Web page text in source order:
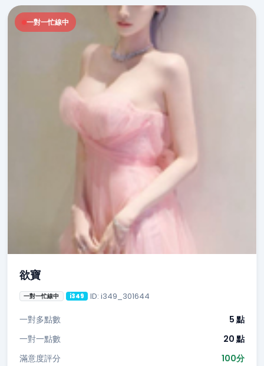
一對一忙線中
欲寶
一對一忙線中 i349 ID: i349_301644
一對多點數
5 點
一對一點數
20 點
滿意度評分
100分